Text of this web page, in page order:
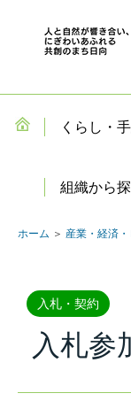
くらし・
組織から
ホーム ＞ 産業・経済
入札・契約
入札参